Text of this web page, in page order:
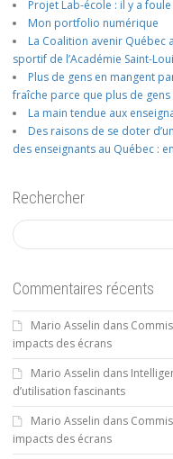
Projet Lab-école : il y a
Mon portfolio numérique
La Coalition avenir
sportif de l’Académie Saint-
Plus de gens en mangent
fraîche parce que plus de
La main tendue aux
Des raisons de se doter
des enseignants au Québec :
Rechercher
Commentaires récents
Mario Asselin dans
impacts des écrans
Mario Asselin dans
d’utilisation fascinants
Mario Asselin dans
impacts des écrans